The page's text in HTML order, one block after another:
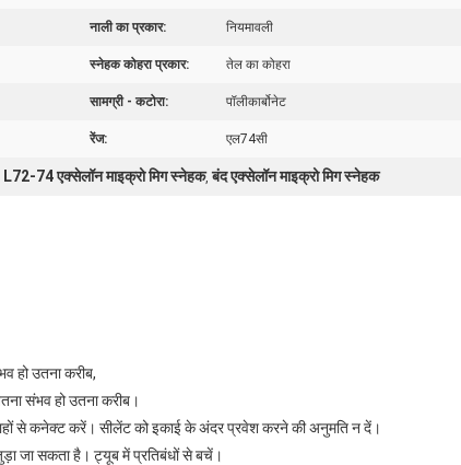
नाली का प्रकार: नियमावली
स्नेहक कोहरा प्रकार: तेल का कोहरा
सामग्री - कटोरा: पॉलीकार्बोनेट
रेंज: एल74सी
L72-74 एक्सेलॉन माइक्रो मिग स्नेहक,बंद एक्सेलॉन माइक्रो मिग स्नेहक
हो उतना करीब,
संभव हो उतना करीब।
से कनेक्ट करें। सीलेंट को इकाई के अंदर प्रवेश करने की अनुमति न दें।
जा सकता है। ट्यूब में प्रतिबंधों से बचें।